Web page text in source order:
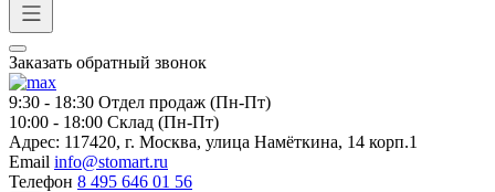
Заказать обратный звонок
9:30 - 18:30 Отдел продаж (Пн-Пт)
10:00 - 18:00 Склад (Пн-Пт)
Адрес: 117420, г. Москва, улица Намёткина, 14 корп.1
Email info@stomart.ru
Телефон 8 495 646 01 56